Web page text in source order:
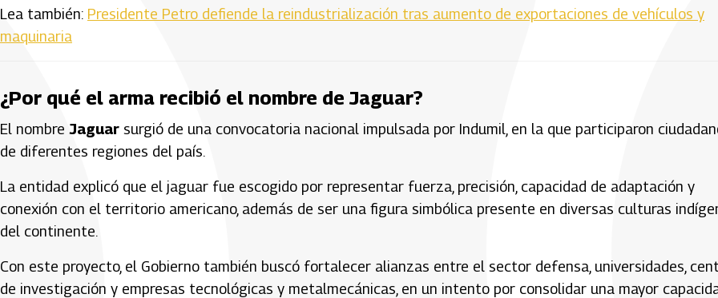
Lea también: Presidente Petro defiende la reindustrialización tras aumento de exportaciones de vehículos y
maquinaria
¿Por qué el arma recibió el nombre de Jaguar?
El nombre Jaguar surgió de una convocatoria nacional impulsada por Indumil, en la que participaron
de diferentes regiones del país.
La entidad explicó que el jaguar fue escogido por representar fuerza, precisión, capacidad de adaptación y
conexión con el territorio americano, además de ser una figura simbólica presente en diversas culturas
del continente.
Con este proyecto, el Gobierno también buscó fortalecer alianzas entre el sector defensa, universidades,
de investigación y empresas tecnológicas y metalmecánicas, en un intento por consolidar una mayor